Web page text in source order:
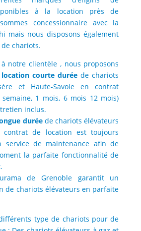
à la location près de
concessionnaire avec la
mais nous disposons également
chariots.
à notre clientèle , nous proposons
location courte durée de chariots
et Haute-Savoie en contrat
1 mois, 6 mois 12 mois)
inclus.
duréede chariots élévateurs
contrat de location est toujours
service de maintenance afin de
la parfaite fonctionnalité de
de Grenoble garantit un
de chariots élévateurs en parfaite
type de chariots pour de